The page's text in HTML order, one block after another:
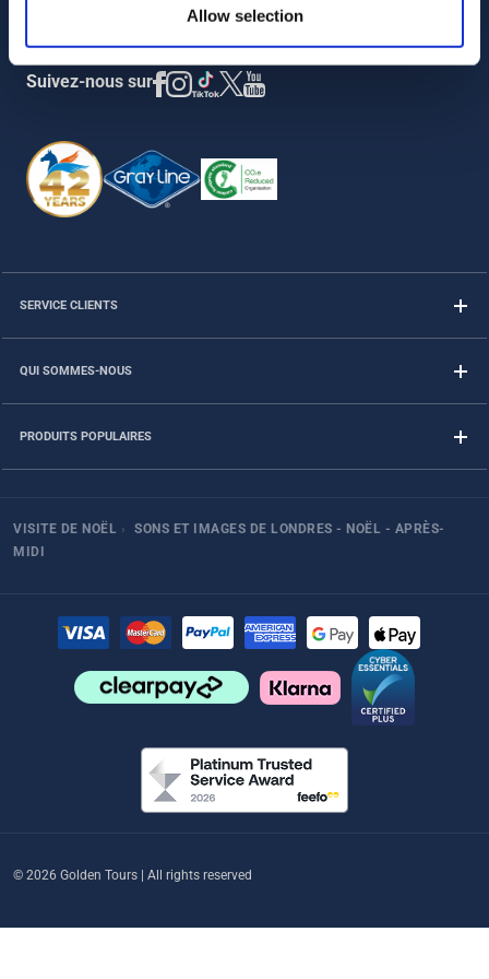
Allow selection
Suivez-nous sur
SERVICE CLIENTS
QUI SOMMES-NOUS
PRODUITS POPULAIRES
VISITE DE NOËL ›
SONS ET IMAGES DE LONDRES - NOËL - APRÈS-
MIDI
© 2026 Golden Tours | All rights reserved